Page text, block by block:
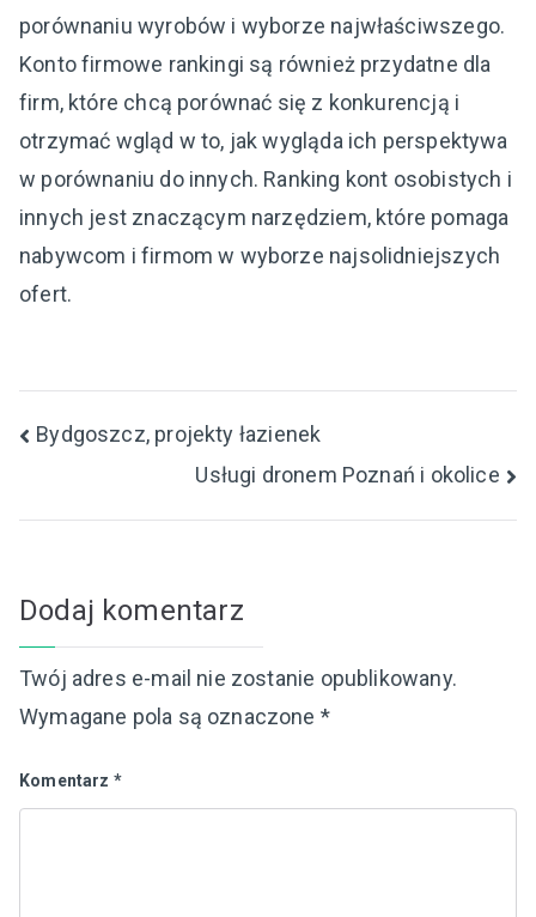
porównaniu wyrobów i wyborze najwłaściwszego.
Konto firmowe rankingi są również przydatne dla
firm, które chcą porównać się z konkurencją i
otrzymać wgląd w to, jak wygląda ich perspektywa
w porównaniu do innych. Ranking kont osobistych i
innych jest znaczącym narzędziem, które pomaga
nabywcom i firmom w wyborze najsolidniejszych
ofert.
Nawigacja
Bydgoszcz, projekty łazienek
Usługi dronem Poznań i okolice
Dodaj komentarz
Twój adres e-mail nie zostanie opublikowany.
Wymagane pola są oznaczone *
Komentarz *